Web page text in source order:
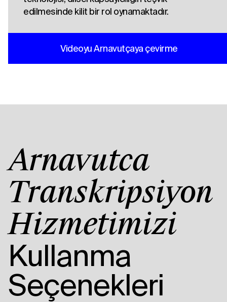
edilmesinde kilit bir rol oynamaktadır.
Videoyu Arnavutçaya çevirme
Arnavutça
Transkripsiyon
Hizmetimizi
Kullanma
Seçenekleri